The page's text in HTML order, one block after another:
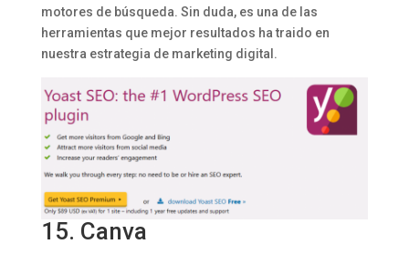
motores de búsqueda. Sin duda, es una de las
herramientas que mejor resultados ha traido en
nuestra estrategia de marketing digital.
15. Canva